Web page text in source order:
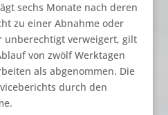
sechs Monate nach deren
zu einer Abnahme oder
unberechtigt verweigert, gilt
von zwölf Werktagen
als abgenommen. Die
durch den